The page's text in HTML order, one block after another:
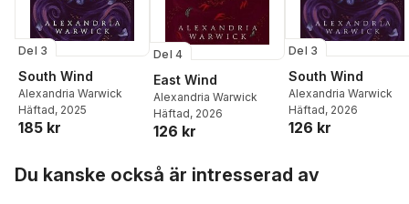
Del 3
South Wind
Alexandria Warwick
Häftad, 2025
185 kr
Del 4
East Wind
Alexandria Warwick
Häftad, 2026
126 kr
Del 3
South Wind
Alexandria Warwick
Häftad, 2026
126 kr
Du kanske också är intresserad av